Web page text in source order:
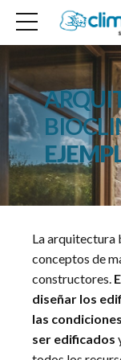
La arquitectura
conceptos de
constructores.
diseñar los
las
ser edificados